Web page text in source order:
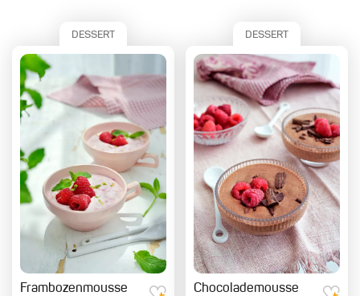
DESSERT
Frambozenmousse
DESSERT
Chocolademousse